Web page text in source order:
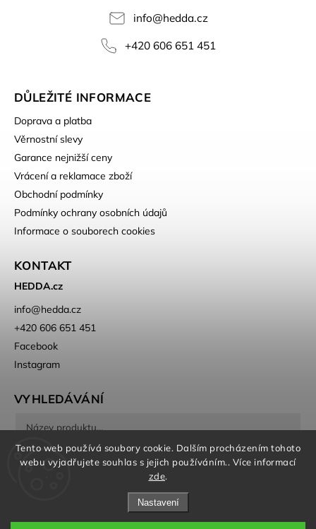
Tento web používá soubory cookie. Dalším procházením tohoto
webu vyjadřujete souhlas s jejich používáním.. Více informací
zde.
Nastavení
info@hedda.cz
+420 606 651 451
DŮLEŽITÉ INFORMACE
Doprava a platba
Věrnostní slevy
Garance nejnižší ceny
Vrácení a reklamace zboží
Obchodní podmínky
Podmínky ochrany osobních údajů
Informace o souborech cookies
KONTAKT
HEDDA.cz
info@hedda.cz
+420 606 651 451
Facebook
Instagram
VYHLEDÁVÁNÍ
Hledat